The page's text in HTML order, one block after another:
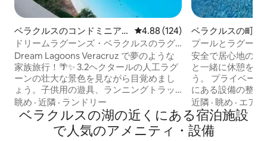
ベラクルスのコンドミニア
ム
レビュー124件、5つ星中4.88つ
4.88 (124)
ドリームラグーンズ・ベラクルスのラグ
ーンビューアパートメント
Dream Lagoons Veracruz で夢のような
家族旅行！🌴✨ 3.2ヘクタールの人工ラグ
ーンの壮大な景色を見ながら目覚めまし
ょう。子供用の遊具、ランニングトラッ
ク、カヤックやペダルボートのレンタル
をお楽しみください。 理想的なアパート
メントには、Wi-Fi、ケーブルテレビ付き
スマートテレビ、エアコン、設備の整っ
眺め · 近隣 · ランドリー
ベラクルスの町家
プールとラグーン
「Victoria」ハウ
安全で居心地の良
と一緒に休憩を取
う。 プライベートエリア（クラスター）
にある設備の整っ
アコン付きの寝室3部屋 **3バ
調理器具・調理器
エアコン付きのリ
ーム ** Wi-Fi
近隣 · 眺め · エア
ベラクルスの湖の近くにある宿泊施設
で人気のアメニティ・設備